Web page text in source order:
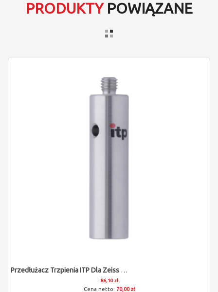
PRODUKTYPOWIĄZANE
Przedłużacz Trzpienia ITP Dla Zeiss 600341-0254-000
86,10 zł
70,00 zł